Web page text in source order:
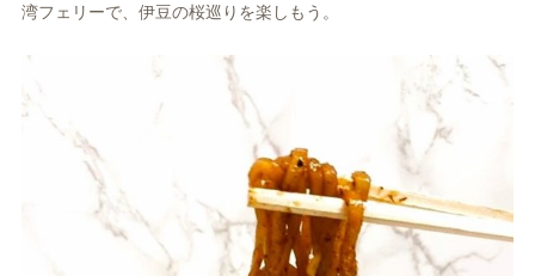
湾フェリーで、伊豆の桜巡りを楽しもう。